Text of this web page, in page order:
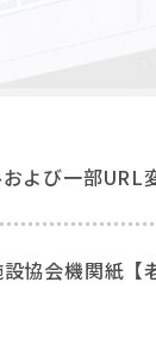
よび一部URL
協会機関紙【